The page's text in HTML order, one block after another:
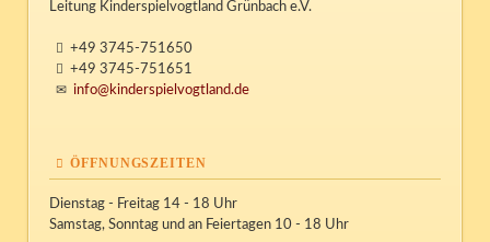
Leitung Kinderspielvogtland Grünbach e.V.
+49 3745-751650
+49 3745-751651
info@kinderspielvogtland.de
ÖFFNUNGSZEITEN
Dienstag - Freitag 14 - 18 Uhr
Samstag, Sonntag und an Feiertagen 10 - 18 Uhr